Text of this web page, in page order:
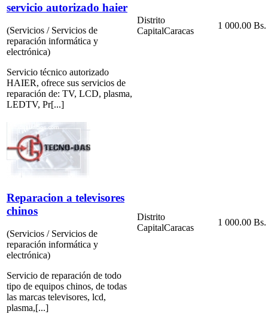
servicio autorizado haier
(Servicios / Servicios de
reparación informática y
electrónica)
Servicio técnico autorizado
HAIER, ofrece sus servicios de
reparación de: TV, LCD, plasma,
LEDTV, Pr[...]
Distrito
CapitalCaracas
1 000.00 Bs.
Reparacion a televisores
chinos
(Servicios / Servicios de
reparación informática y
electrónica)
Servicio de reparación de todo
tipo de equipos chinos, de todas
las marcas televisores, lcd,
plasma,[...]
Distrito
CapitalCaracas
1 000.00 Bs.